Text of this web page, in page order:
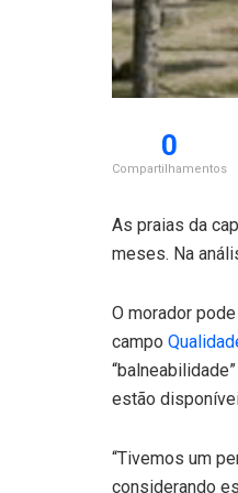
0
Compartilhamentos
As praias da
meses. Na
O morador
campo
estão
“Tivemos um
considerando